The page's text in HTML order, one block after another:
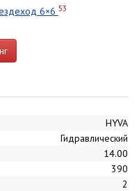
6×6 53
HYVA
Гидравлический
14.00
390
2